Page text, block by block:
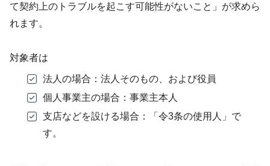
て契約上のトラブルを起こす可能性がないこと」が求めら
れます。
対象者は
法人の場合：法人そのもの、および役員
個人事業主の場合：事業主本人
支店などを設ける場合：「令3条の使用人」で
す。